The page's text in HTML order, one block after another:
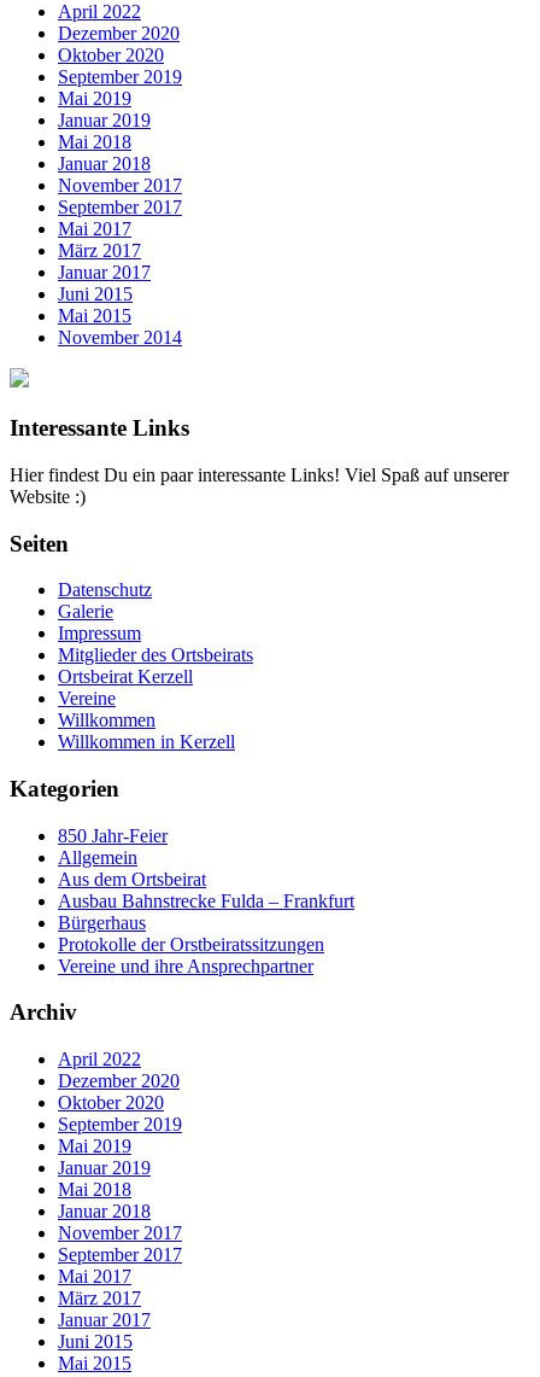
April 2022
Dezember 2020
Oktober 2020
September 2019
Mai 2019
Januar 2019
Mai 2018
Januar 2018
November 2017
September 2017
Mai 2017
März 2017
Januar 2017
Juni 2015
Mai 2015
November 2014
Interessante Links
Hier findest Du ein paar interessante Links! Viel Spaß auf unserer
Website :)
Seiten
Datenschutz
Galerie
Impressum
Mitglieder des Ortsbeirats
Ortsbeirat Kerzell
Vereine
Willkommen
Willkommen in Kerzell
Kategorien
850 Jahr-Feier
Allgemein
Aus dem Ortsbeirat
Ausbau Bahnstrecke Fulda – Frankfurt
Bürgerhaus
Protokolle der Orstbeiratssitzungen
Vereine und ihre Ansprechpartner
Archiv
April 2022
Dezember 2020
Oktober 2020
September 2019
Mai 2019
Januar 2019
Mai 2018
Januar 2018
November 2017
September 2017
Mai 2017
März 2017
Januar 2017
Juni 2015
Mai 2015